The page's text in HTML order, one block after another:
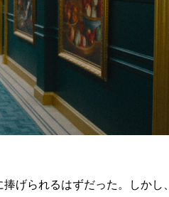
げられるはずだった。しかし、